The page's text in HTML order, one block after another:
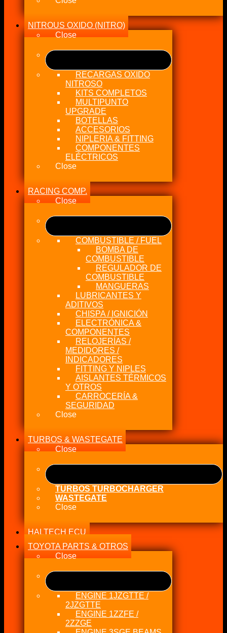
NITROUS OXIDO (NITRO)
Close
RECARGAS OXIDO
NITROSO
KITS COMPLETOS
MULTIPUNTO
UPGRADE
BOTELLAS
ACCESORIOS
NIPLERIA & FITTING
COMPONENTES
ELÉCTRICOS
Close
RACING COMP.
Close
COMBUSTIBLE / FUEL
BOMBA DE
COMBUSTIBLE
REGULADOR DE
COMBUSTIBLE
MANGUERAS
LUBRICANTES Y
ADITIVOS
CHISPA / IGNICIÓN
ELECTRÓNICA &
COMPONENTES
RELOJERÍAS /
MEDIDORES /
INDICADORES
FITTING Y NIPLES
AISLANTES TÉRMICOS
Y OTROS
CARROCERÍA &
SEGURIDAD
Close
TURBOS & WASTEGATE
Close
TURBOS TURBOCHARGER
WASTEGATE
Close
HALTECH ECU
TOYOTA PARTS & OTROS
Close
ENGINE 1JZGTTE /
2JZGTTE
ENGINE 1ZZFE /
2ZZGE